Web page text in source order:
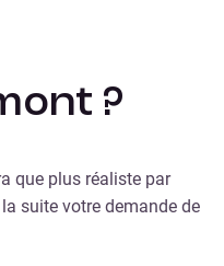
?
que plus réaliste par
suite votre demande de